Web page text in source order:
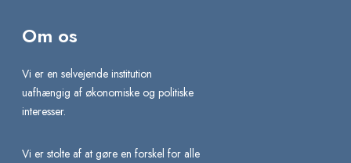
Om os
Vi er en selvejende institution
uafhængig af økonomiske og politiske
interesser.
Vi er stolte af at gøre en forskel for alle